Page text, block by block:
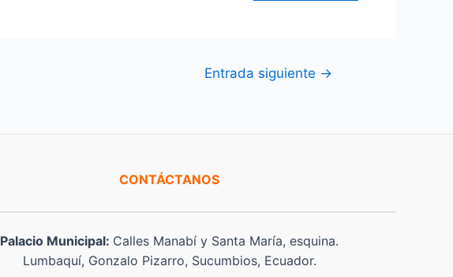
Entrada siguiente →
CONTÁCTANOS
Palacio Municipal: Calles Manabí y Santa María, esquina.
Lumbaquí, Gonzalo Pizarro, Sucumbios, Ecuador.